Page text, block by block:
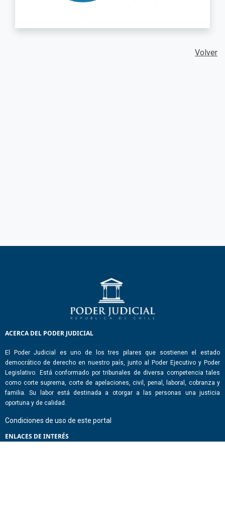
Volver
ACERCA DEL PODER JUDICIAL
El Poder Judicial es uno de los tres pilares que sostienen el estado
democrático de derecho en nuestro país, junto al Poder Ejecutivo y Poder
Legislativo. Está conformado por tribunales de diversa competencia tales
como corte suprema, corte de apelaciones, civil, penal, laboral, cobranza y
familia. Su labor está destinada a otorgar a las personas una justicia
oportuna y de calidad.
Condiciones de uso de este portal
ENLACES DE INTERÉS